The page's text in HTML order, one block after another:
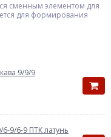
сменным элементом для
для формирования
9/9/9
9/6-9 ПТК латунь